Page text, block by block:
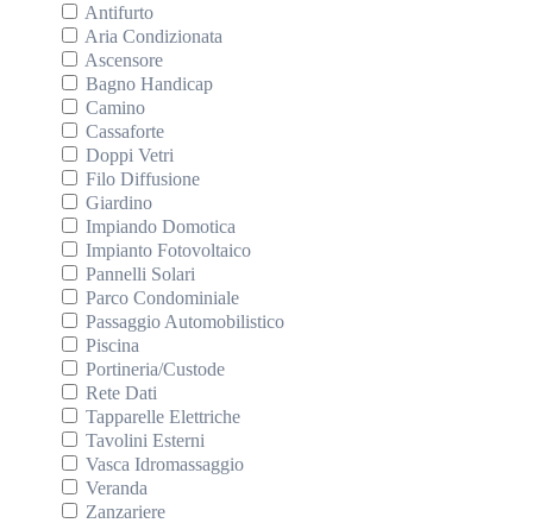
Antifurto
Aria Condizionata
Ascensore
Bagno Handicap
Camino
Cassaforte
Doppi Vetri
Filo Diffusione
Giardino
Impiando Domotica
Impianto Fotovoltaico
Pannelli Solari
Parco Condominiale
Passaggio Automobilistico
Piscina
Portineria/Custode
Rete Dati
Tapparelle Elettriche
Tavolini Esterni
Vasca Idromassaggio
Veranda
Zanzariere